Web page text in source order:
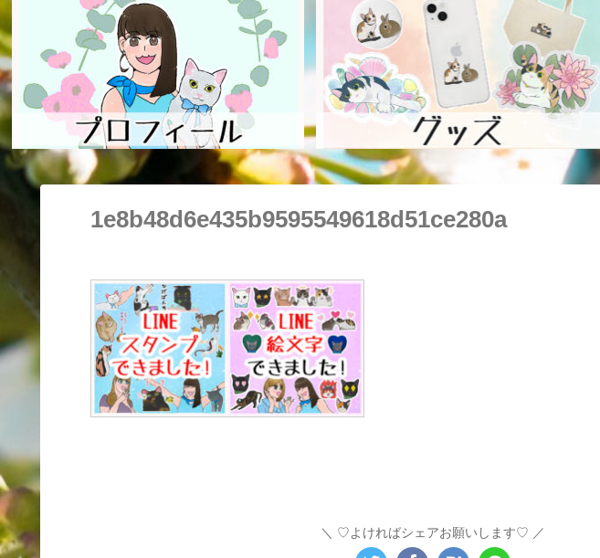
1e8b48d6e435b9595549618d51ce280a
♡よければシェアお願いします♡